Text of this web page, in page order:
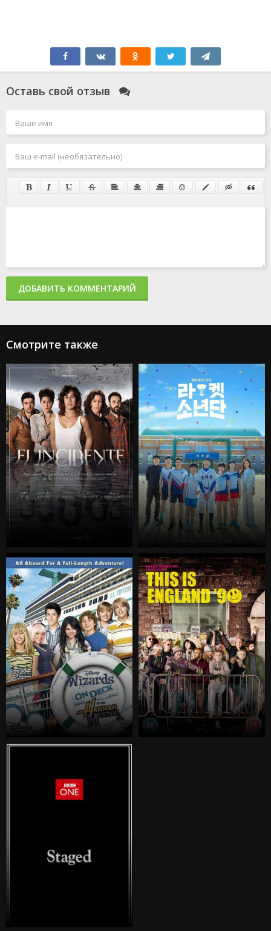
Оставь свой отзыв
ДОБАВИТЬ КОММЕНТАРИЙ
Смотрите также